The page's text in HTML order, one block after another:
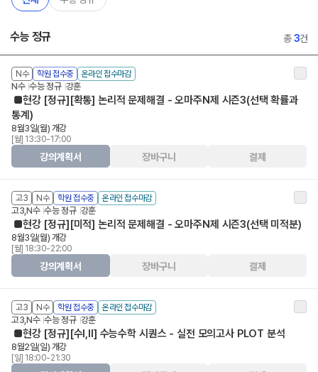
수능 정규 총3건
N수 학원 접수중 온라인 접수마감
N수 수능 정규 강훈
■현강 [정규][확통] 논리적 문제해결 - 오마주N제 시즌3(선택 확률과
통계)
8월3일(월) 개강
[월] 13:30-17:00
강의계획서 장바구니 결제
고3 N수 학원 접수중 온라인 접수마감
고3,N수 수능 정규 강훈
■현강 [정규][미적] 논리적 문제해결 - 오마주N제 시즌3(선택 미적분)
8월3일(월) 개강
[월] 18:30-22:00
강의계획서 장바구니 결제
고3 N수 학원 접수중 온라인 접수마감
고3,N수 수능 정규 강훈
■현강 [정규][수I,II] 수능수학 시퀀스 - 실전 모의고사 PLOT 분석
8월2일(일) 개강
[일] 18:00-21:30